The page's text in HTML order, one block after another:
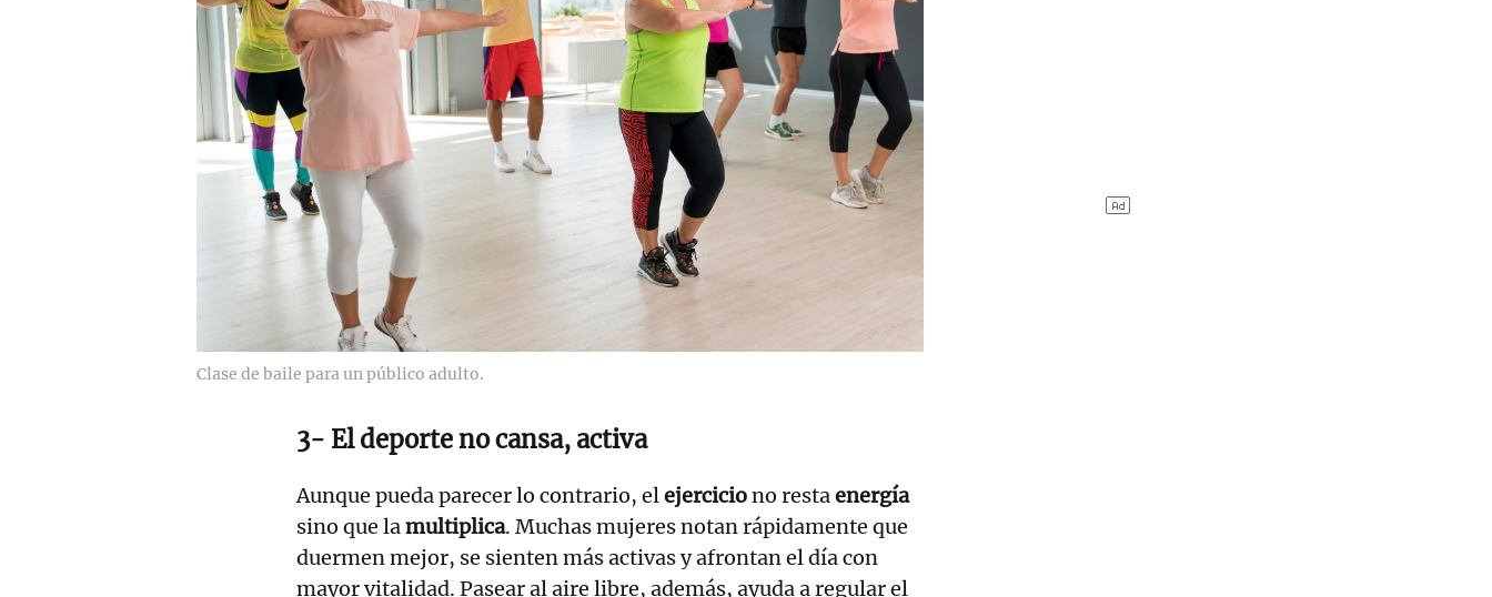
Clase de baile para un público adulto.
3- El deporte no cansa, activa
Aunque pueda parecer lo contrario, elejerciciono restaenergía
sino que lamultiplica. Muchas mujeres notan rápidamente que
duermen mejor, se sienten más activas y afrontan el día con
mayor vitalidad. Pasear al aire libre, además, ayuda a regular el